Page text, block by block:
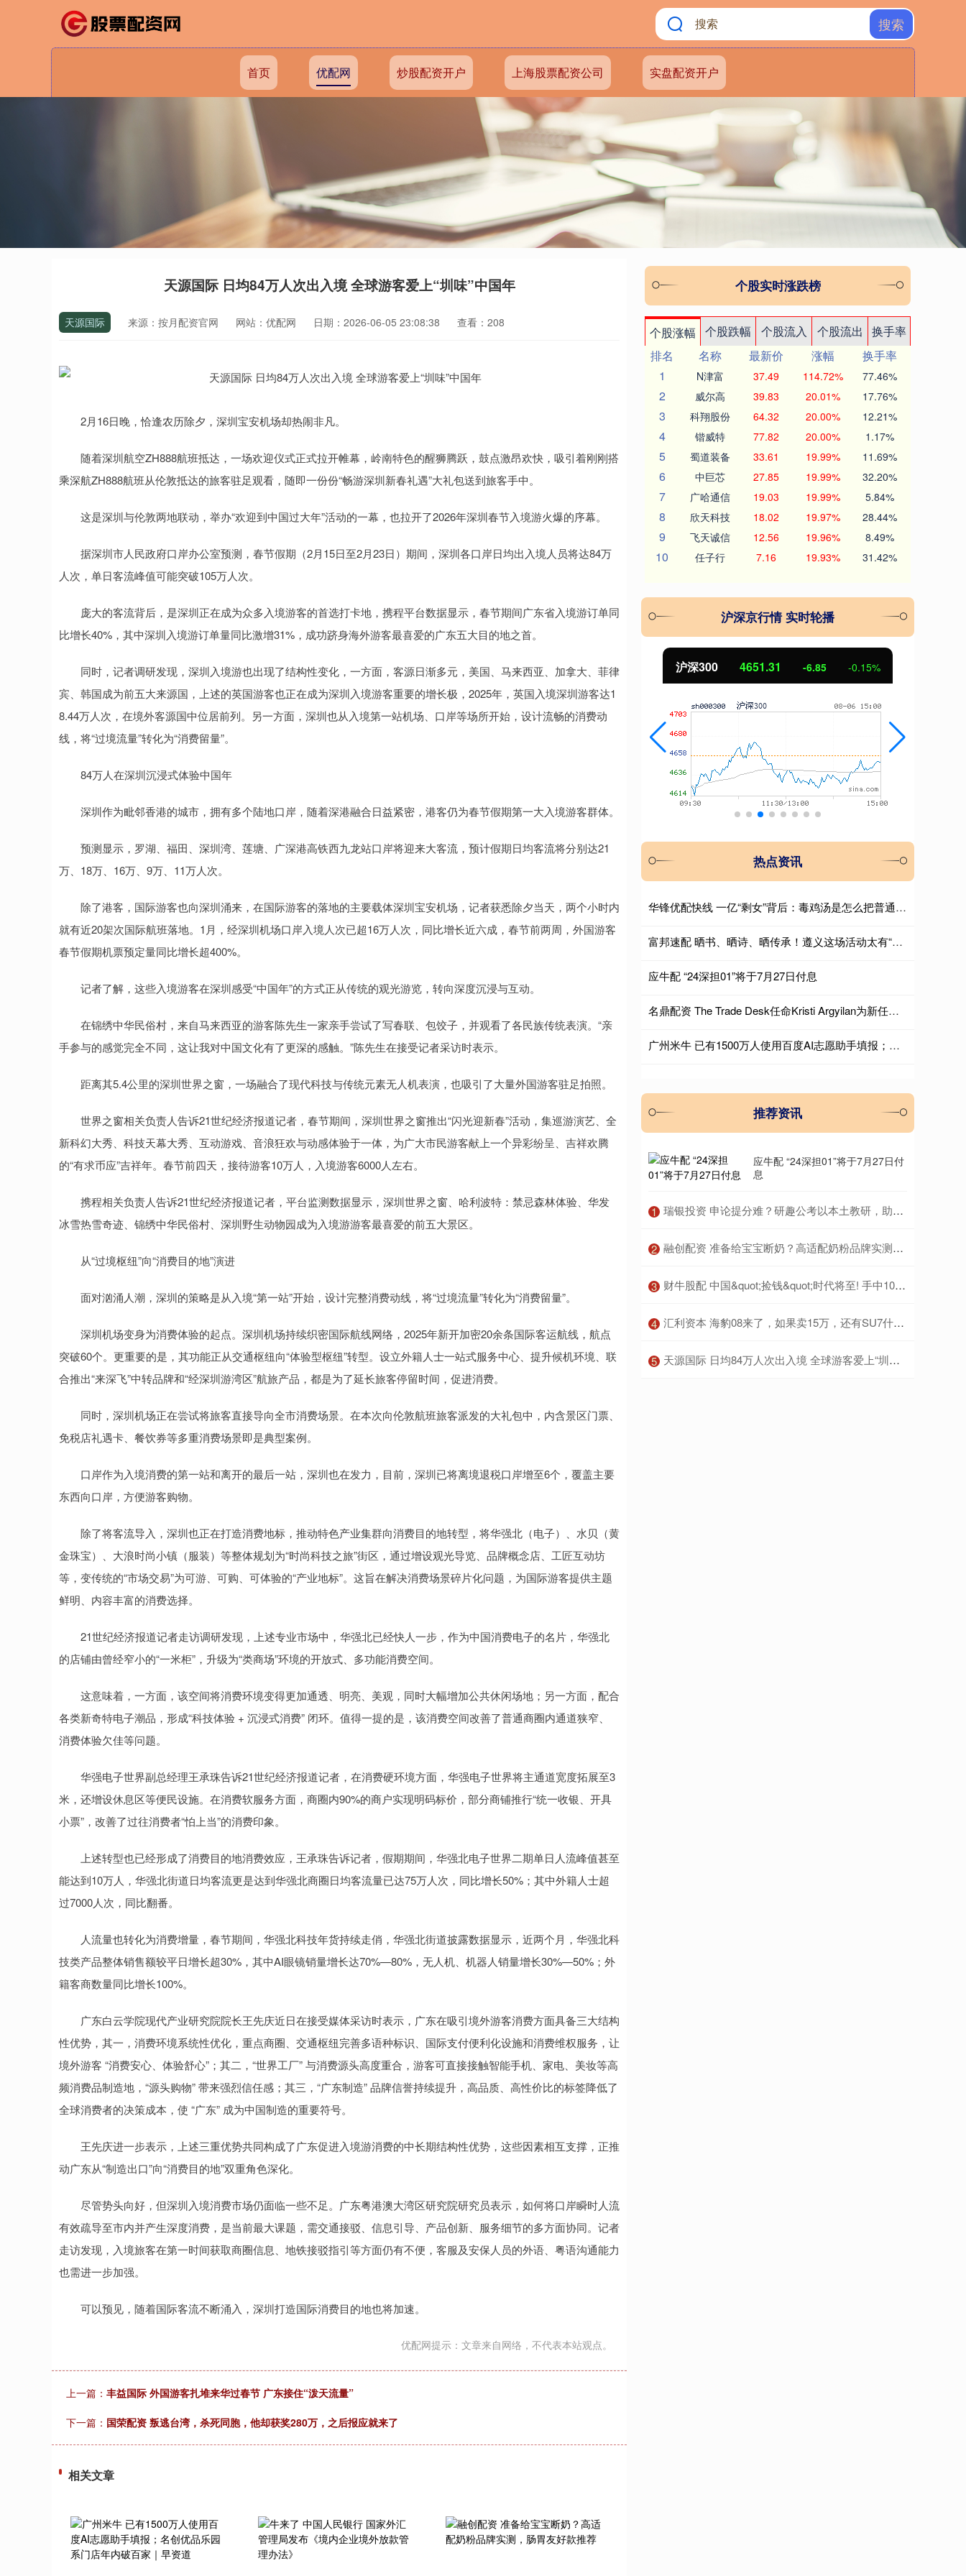
搜索
首页 优配网 炒股配资开户 上海股票配资公司 实盘配资开户
天源国际 日均84万人次出入境 全球游客爱上“圳味”中国年
天源国际 来源：按月配资官网 网站：优配网 日期：2026-06-05 23:08:38 查看：208
2月16日晚，恰逢农历除夕，深圳宝安机场却热闹非凡。
随着深圳航空ZH888航班抵达，一场欢迎仪式正式拉开帷幕，岭南特色的醒狮腾跃，鼓点激昂欢快，吸引着刚刚搭
乘深航ZH888航班从伦敦抵达的旅客驻足观看，随即一份份“畅游深圳新春礼遇”大礼包送到旅客手中。
这是深圳与伦敦两地联动，举办“欢迎到中国过大年”活动的一幕，也拉开了2026年深圳春节入境游火爆的序幕。
据深圳市人民政府口岸办公室预测，春节假期（2月15日至2月23日）期间，深圳各口岸日均出入境人员将达84万
人次，单日客流峰值可能突破105万人次。
庞大的客流背后，是深圳正在成为众多入境游客的首选打卡地，携程平台数据显示，春节期间广东省入境游订单同
比增长40%，其中深圳入境游订单量同比激增31%，成功跻身海外游客最喜爱的广东五大目的地之首。
同时，记者调研发现，深圳入境游也出现了结构性变化，一方面，客源日渐多元，美国、马来西亚、加拿大、菲律
宾、韩国成为前五大来源国，上述的英国游客也正在成为深圳入境游客重要的增长极，2025年，英国入境深圳游客达1
8.44万人次，在境外客源国中位居前列。另一方面，深圳也从入境第一站机场、口岸等场所开始，设计流畅的消费动
线，将“过境流量”转化为“消费留量”。
84万人在深圳沉浸式体验中国年
深圳作为毗邻香港的城市，拥有多个陆地口岸，随着深港融合日益紧密，港客仍为春节假期第一大入境游客群体。
预测显示，罗湖、福田、深圳湾、莲塘、广深港高铁西九龙站口岸将迎来大客流，预计假期日均客流将分别达21
万、18万、16万、9万、11万人次。
除了港客，国际游客也向深圳涌来，在国际游客的落地的主要载体深圳宝安机场，记者获悉除夕当天，两个小时内
就有近20架次国际航班落地。1月，经深圳机场口岸入境人次已超16万人次，同比增长近六成，春节前两周，外国游客
春节假期机票预定量同比增长超400%。
记者了解，这些入境游客在深圳感受“中国年”的方式正从传统的观光游览，转向深度沉浸与互动。
在锦绣中华民俗村，来自马来西亚的游客陈先生一家亲手尝试了写春联、包饺子，并观看了各民族传统表演。“亲
手参与的感觉完全不同，这让我对中国文化有了更深的感触。”陈先生在接受记者采访时表示。
距离其5.4公里的深圳世界之窗，一场融合了现代科技与传统元素无人机表演，也吸引了大量外国游客驻足拍照。
世界之窗相关负责人告诉21世纪经济报道记者，春节期间，深圳世界之窗推出“闪光迎新春”活动，集巡游演艺、全
新科幻大秀、科技天幕大秀、互动游戏、音浪狂欢与动感体验于一体，为广大市民游客献上一个异彩纷呈、吉祥欢腾
的“有求币应”吉祥年。春节前四天，接待游客10万人，入境游客6000人左右。
携程相关负责人告诉21世纪经济报道记者，平台监测数据显示，深圳世界之窗、哈利波特：禁忌森林体验、华发
冰雪热雪奇迹、锦绣中华民俗村、深圳野生动物园成为入境游游客最喜爱的前五大景区。
从“过境枢纽”向“消费目的地”演进
面对汹涌人潮，深圳的策略是从入境“第一站”开始，设计完整消费动线，将“过境流量”转化为“消费留量”。
深圳机场变身为消费体验的起点。深圳机场持续织密国际航线网络，2025年新开加密20余条国际客运航线，航点
突破60个。更重要的是，其功能正从交通枢纽向“体验型枢纽”转型。设立外籍人士一站式服务中心、提升候机环境、联
合推出“来深飞”中转品牌和“经深圳游湾区”航旅产品，都是为了延长旅客停留时间，促进消费。
同时，深圳机场正在尝试将旅客直接导向全市消费场景。在本次向伦敦航班旅客派发的大礼包中，内含景区门票、
免税店礼遇卡、餐饮券等多重消费场景即是典型案例。
口岸作为入境消费的第一站和离开的最后一站，深圳也在发力，目前，深圳已将离境退税口岸增至6个，覆盖主要
东西向口岸，方便游客购物。
除了将客流导入，深圳也正在打造消费地标，推动特色产业集群向消费目的地转型，将华强北（电子）、水贝（黄
金珠宝）、大浪时尚小镇（服装）等整体规划为“时尚科技之旅”街区，通过增设观光导览、品牌概念店、工匠互动坊
等，变传统的“市场交易”为可游、可购、可体验的“产业地标”。这旨在解决消费场景碎片化问题，为国际游客提供主题
鲜明、内容丰富的消费选择。
21世纪经济报道记者走访调研发现，上述专业市场中，华强北已经快人一步，作为中国消费电子的名片，华强北
的店铺由曾经窄小的“一米柜”，升级为“类商场”环境的开放式、多功能消费空间。
这意味着，一方面，该空间将消费环境变得更加通透、明亮、美观，同时大幅增加公共休闲场地；另一方面，配合
各类新奇特电子潮品，形成“科技体验 + 沉浸式消费” 闭环。值得一提的是，该消费空间改善了普通商圈内通道狭窄、
消费体验欠佳等问题。
华强电子世界副总经理王承珠告诉21世纪经济报道记者，在消费硬环境方面，华强电子世界将主通道宽度拓展至3
米，还增设休息区等便民设施。在消费软服务方面，商圈内90%的商户实现明码标价，部分商铺推行“统一收银、开具
小票”，改善了过往消费者“怕上当”的消费印象。
上述转型也已经形成了消费目的地消费效应，王承珠告诉记者，假期期间，华强北电子世界二期单日人流峰值甚至
能达到10万人，华强北街道日均客流更是达到华强北商圈日均客流量已达75万人次，同比增长50%；其中外籍人士超
过7000人次，同比翻番。
人流量也转化为消费增量，春节期间，华强北科技年货持续走俏，华强北街道披露数据显示，近两个月，华强北科
技类产品整体销售额较平日增长超30%，其中AI眼镜销量增长达70%—80%，无人机、机器人销量增长30%—50%；外
籍客商数量同比增长100%。
广东白云学院现代产业研究院院长王先庆近日在接受媒体采访时表示，广东在吸引境外游客消费方面具备三大结构
性优势，其一，消费环境系统性优化，重点商圈、交通枢纽完善多语种标识、国际支付便利化设施和消费维权服务，让
境外游客 “消费安心、体验舒心”；其二，“世界工厂” 与消费源头高度重合，游客可直接接触智能手机、家电、美妆等高
频消费品制造地，“源头购物” 带来强烈信任感；其三，“广东制造” 品牌信誉持续提升，高品质、高性价比的标签降低了
全球消费者的决策成本，使 “广东” 成为中国制造的重要符号。
王先庆进一步表示，上述三重优势共同构成了广东促进入境游消费的中长期结构性优势，这些因素相互支撑，正推
动广东从“制造出口”向“消费目的地”双重角色深化。
尽管势头向好，但深圳入境消费市场仍面临一些不足。广东粤港澳大湾区研究院研究员表示，如何将口岸瞬时人流
有效疏导至市内并产生深度消费，是当前最大课题，需交通接驳、信息引导、产品创新、服务细节的多方面协同。记者
走访发现，入境旅客在第一时间获取商圈信息、地铁接驳指引等方面仍有不便，客服及安保人员的外语、粤语沟通能力
也需进一步加强。
可以预见，随着国际客流不断涌入，深圳打造国际消费目的地也将加速。
优配网提示：文章来自网络，不代表本站观点。
上一篇： 丰益国际 外国游客扎堆来华过春节 广东接住“泼天流量”
下一篇： 国荣配资 叛逃台湾，杀死同胞，他却获奖280万，之后报应就来了
相关文章
个股实时涨跌榜
个股涨幅 个股跌幅 个股流入 个股流出
换手率
排名
名称 最新价 涨幅
换手率
1
N津富 37.49 114.72% 77.46%
2 威尔高 39.83 20.01% 17.76%
3 科翔股份 64.32 20.00% 12.21%
4 锴威特 77.82 20.00% 1.17%
5 蜀道装备 33.61 19.99% 11.69%
6 中巨芯 27.85 19.99% 32.20%
7 广哈通信 19.03 19.99% 5.84%
8 欣天科技 18.02 19.97% 28.44%
9 飞天诚信 12.56 19.96% 8.49%
10 任子行 7.16 19.93% 31.42%
沪深京行情 实时轮播
上证指数 3900.35 21.92 0.57% 深证成指 14110.12 -34.08 -0.24% 沪深300 4651.31 -6.85 -0.15%
热点资讯
华锋优配快线 一亿“剩女”背后：毒鸡汤是怎么把普通姑娘喂成“精神豪门”的？
富邦速配 晒书、晒诗、晒传承！遵义这场活动太有“含金量”了
应牛配 “24深担01”将于7月27日付息
名鼎配资 The Trade Desk任命Kristi Argyilan为新任首席商务官
广州米牛 已有1500万人使用百度AI志愿助手填报；名创优品乐园系门店年内破百家｜早资道
推荐资讯
应牛配 “24深担01”将于7月27日付
息
1 ​瑞银投资 申论提分难？研趣公考以本土教研，助你突破得分瓶颈
2 ​融创配资 准备给宝宝断奶？高适配奶粉品牌实测，肠胃友好款推荐
3 ​财牛股配 中国&quot;捡钱&quot;时代将至! 手中10万, 死啃这两条线就够
4 ​汇利资本 海豹08来了，如果卖15万，还有SU7什么事！
5 ​天源国际 日均84万人次出入境 全球游客爱上“圳味”中国年